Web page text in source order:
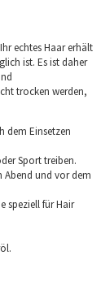
echtes Haar erhält
ist. Es ist daher
trocken werden,
dem Einsetzen
Sport treiben.
Abend und vor dem
speziell für Hair